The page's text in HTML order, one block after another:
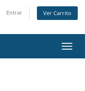
Entrar Ver Carrito